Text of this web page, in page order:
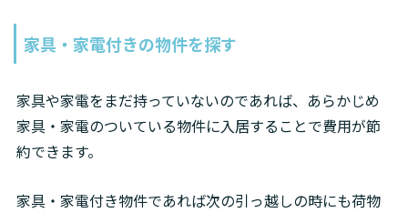
家具・家電付きの物件を探す
家具や家電をまだ持っていないのであれば、あらかじめ
家具・家電のついている物件に入居することで費用が節
約できます。
家具・家電付き物件であれば次の引っ越しの時にも荷物